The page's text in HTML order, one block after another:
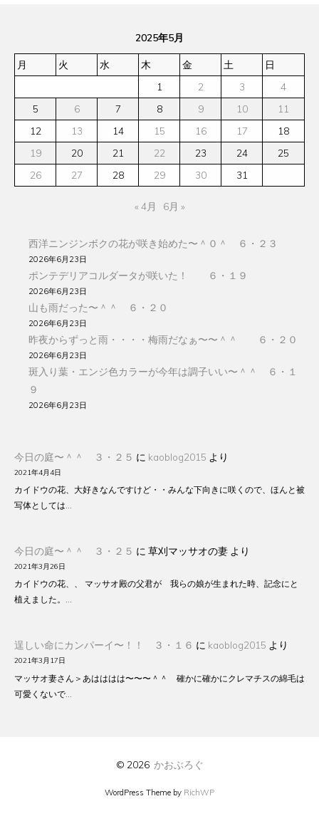
り
2025年5月
月 火 水 木 金 土
日
1
2 3
4
5
6 7 8 9 10
11
12
13 14 15 16 17
18
19
20 21 22 23 24
25
26
27 28 29 30 31
« 4月 6月 »
西洋ニンジンボクの花が咲き始めた〜＾０＾ ６・２３
2026年6月23日
ポンテデリアコルダータが咲いた！ ６・１９
2026年6月23日
山も雨だった〜＾＾ ６・２０
2026年6月23日
昨夜からずっと雨・・・・梅雨だなぁ〜〜＾＾ ６・２０
2026年6月23日
斑入り葉・エンジ色カラーが今年は調子いい〜＾＾ ６・１
９
2026年6月23日
今日の庭〜＾＾ ３・２５ に kaoblog2015 より
2021年4月4日
カイドウの花、大好きなんですけど・・みんな下向きに咲くので、ほんと被
写体としては…
今日の庭〜＾＾ ３・２５ に 草刈マッサオの妻 より
2021年3月26日
カイドウの花、、 マッサオ殿の父君が 我らの娘が生まれた時、記念にと
植えました。…
逞しい命にカンパーイ〜！！ ３・１６ に kaoblog2015 より
2021年3月17日
マッサオ妻さん＞あはははは〜〜〜＾＾ 確かに確かにクレマチスの綿毛は
可愛くないで…
© 2026 かおぶろぐ
WordPress Theme by RichWP